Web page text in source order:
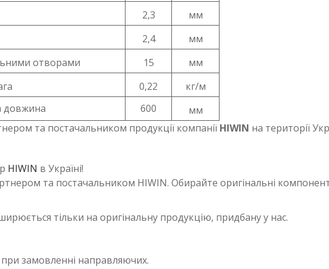
2,3
мм
2,4
мм
отворами 15
мм
0,22
кг/м
довжина 600
мм
та постачальником продукції компанії HIWIN на території
HIWIN в Україні!
та постачальником HIWIN. Обирайте оригінальні
тільки на оригінальну продукцію, придбану у нас.
замовленні направляючих.